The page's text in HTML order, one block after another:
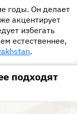
годы. Он делает
акцентирует
избегать
естественнее,
.
подходят